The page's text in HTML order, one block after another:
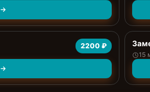
2200 ₽
15